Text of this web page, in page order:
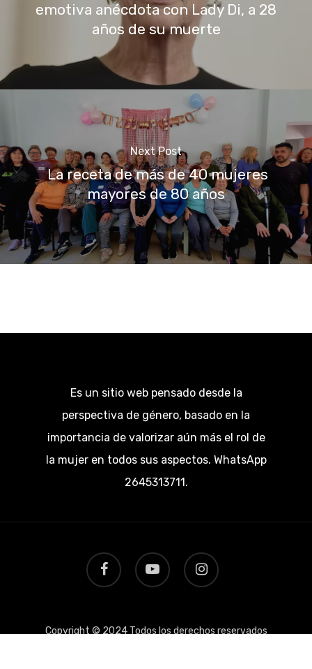
emotiva anécdota con Lady Di, a 28
años de su muerte
Next Post
La receta de más de 40 mujeres
mayores de 80 años
Es un sitio web pensado desde la
perspectiva de género, basado en la
importancia de valorizar aún más el rol de
la mujer en todos sus aspectos. WhatsApp
2645313711.
facebook youtube instagram
Copyright © 2024 Todos los derechos reservados